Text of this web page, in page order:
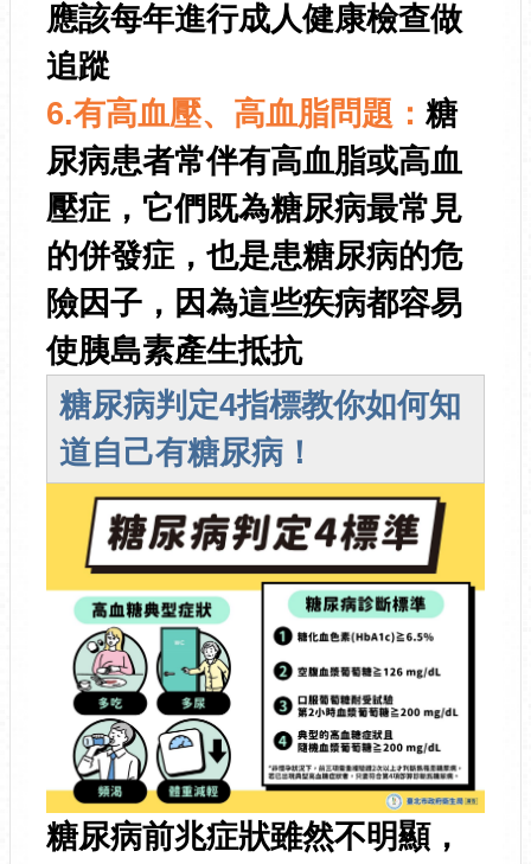
應該每年進行成人健康檢查做
追蹤
6.有高血壓、高血脂問題： 糖
尿病患者常伴有高血脂或高血
壓症，它們既為糖尿病最常見
的併發症，也是患糖尿病的危
險因子，因為這些疾病都容易
使胰島素產生抵抗
糖尿病判定4指標教你如何知
道自己有糖尿病！
糖尿病前兆症狀雖然不明顯，